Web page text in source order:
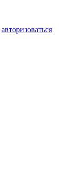
авторизоваться